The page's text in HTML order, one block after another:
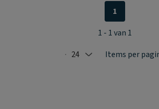
Selected: 24
24 Items per
1
1 - 1 van 1